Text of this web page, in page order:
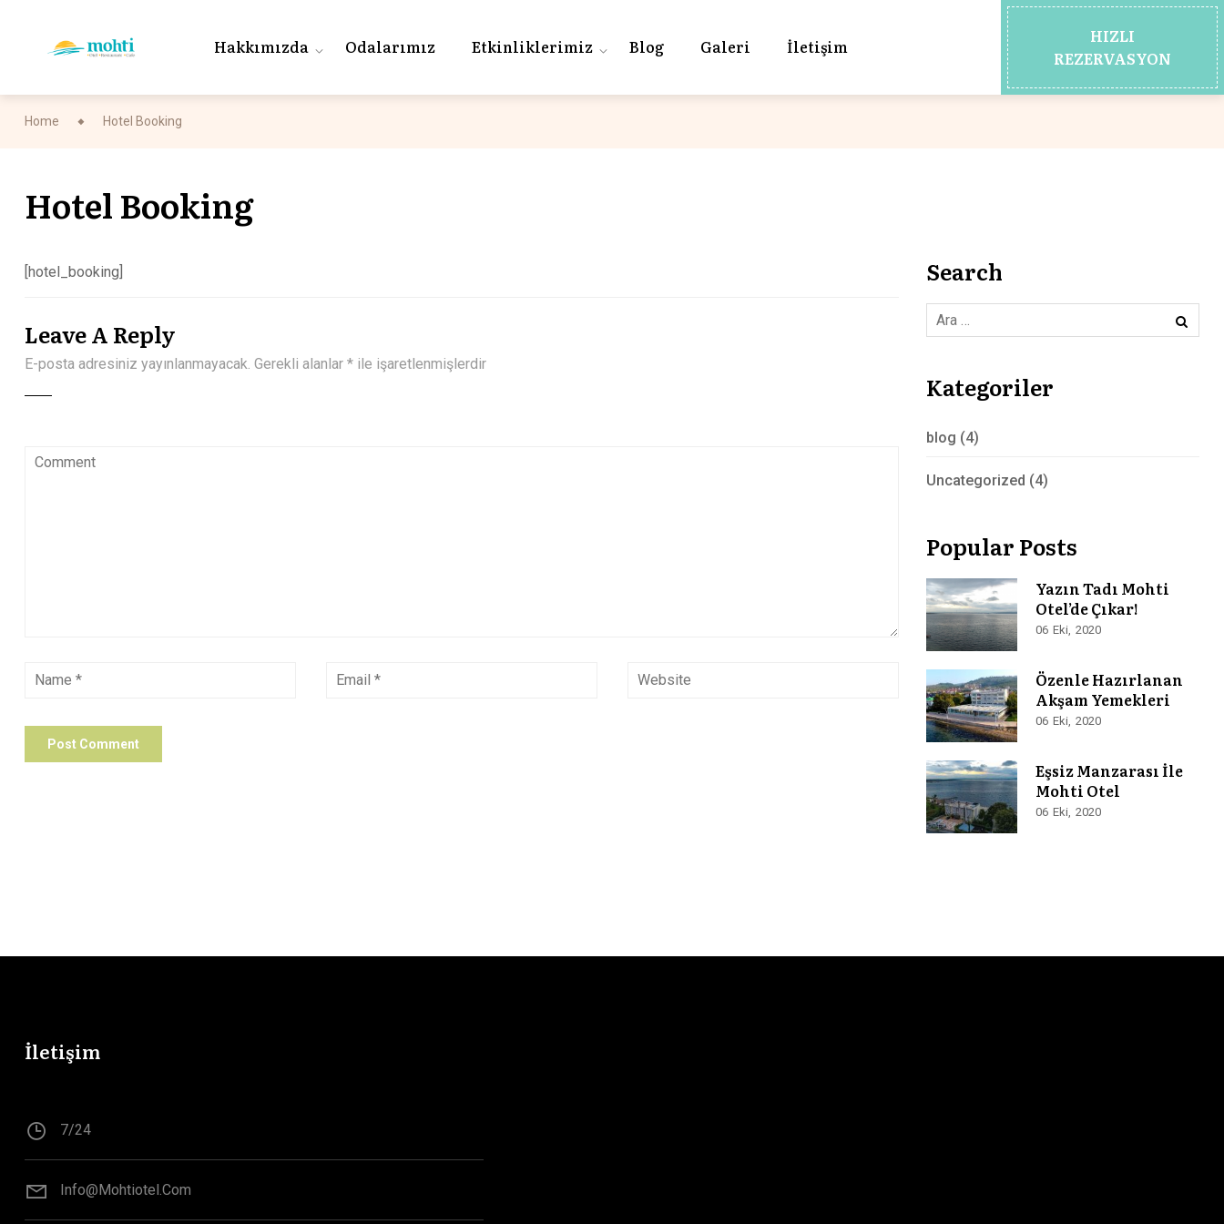
Hakkımızda Odalarımız Etkinliklerimiz Blog Galeri İletişim
HIZLI
REZERVASYON
Home Hotel Booking
Hotel Booking
[hotel_booking]
Leave A Reply
E-posta adresiniz yayınlanmayacak. Gerekli alanlar * ile işaretlenmişlerdir
Search
Kategoriler
blog (4)
Uncategorized (4)
Popular Posts
Yazın Tadı Mohti
Otel’de Çıkar!
06 Eki 2020
Özenle Hazırlanan
Akşam Yemekleri
06 Eki 2020
Eşsiz Manzarası İle
Mohti Otel
06 Eki 2020
İletişim
7/24
Info@mohtiotel.com